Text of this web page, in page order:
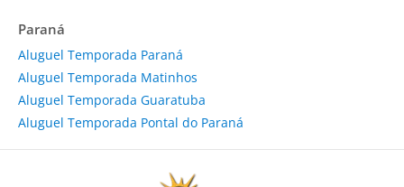
Paraná
Aluguel Temporada Paraná
Aluguel Temporada Matinhos
Aluguel Temporada Guaratuba
Aluguel Temporada Pontal do Paraná